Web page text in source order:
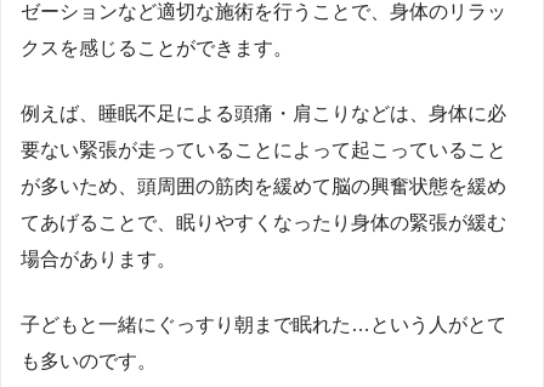
ゼーションなど適切な施術を行うことで、身体のリラッ
クスを感じることができます。
例えば、睡眠不足による頭痛・肩こりなどは、身体に必
要ない緊張が走っていることによって起こっていること
が多いため、頭周囲の筋肉を緩めて脳の興奮状態を緩め
てあげることで、眠りやすくなったり身体の緊張が緩む
場合があります。
子どもと一緒にぐっすり朝まで眠れた…という人がとて
も多いのです。